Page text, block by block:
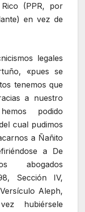
(PPR, por
en vez de
legales
«pues se
tenemos que
a nuestro
podido
cual pudimos
a Ñañito
a De
abogados
Sección IV,
Aleph,
hubiérsele